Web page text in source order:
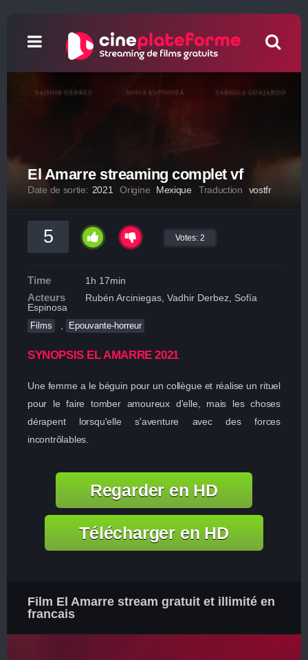
El Amarre streaming complet vf
Date de sortie: 2021 Origine Mexique Traduction vostfr
5 Votes: 2
Time 1h 17min
Acteurs
Rubén Arciniegas, Vadhir Derbez, Sofía
Espinosa
Films Epouvante-horreur
SYNOPSIS EL AMARRE 2021
Une femme a le béguin pour un collègue et réalise un rituel
pour le faire tomber amoureux d'elle, mais les choses
dérapent lorsqu'elle s'aventure avec des forces
incontrôlables.
Regarder en HD
Télécharger en HD
Film El Amarre stream gratuit et illimité en
francais